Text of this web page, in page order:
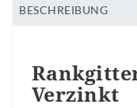
BESCHREIBUNG
Verzinkt